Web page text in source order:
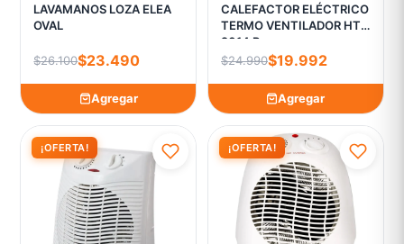
LAVAMANOS LOZA ELEA
OVAL
$26.100$23.490
Agregar
CALEFACTOR ELÉCTRICO
TERMO VENTILADOR HT
2014 R
$24.990$19.992
Agregar
¡OFERTA! ¡OFERTA!